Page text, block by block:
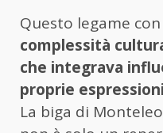
Questo legame
complessità
che integrava
proprie
La biga di